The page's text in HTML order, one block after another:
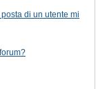
di un utente mi